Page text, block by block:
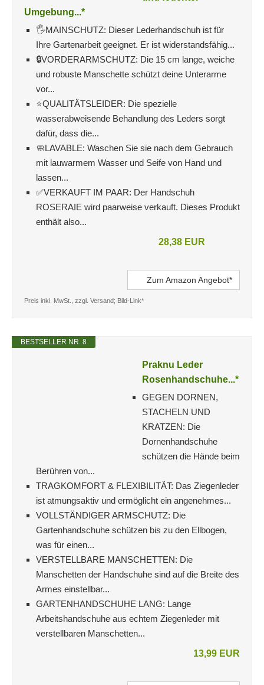
Umgebung...*
🖐MAINSCHUTZ: Dieser Lederhandschuh ist für
Ihre Gartenarbeit geeignet. Er ist widerstandsfähig...
🔒VORDERARMSCHUTZ: Die 15 cm lange, weiche
und robuste Manschette schützt deine Unterarme
vor...
⭐QUALITÄTSLEIDER: Die spezielle
wasserabweisende Behandlung des Leders sorgt
dafür, dass die...
🧼LAVABLE: Waschen Sie sie nach dem Gebrauch
mit lauwarmem Wasser und Seife von Hand und
lassen...
✅VERKAUFT IM PAAR: Der Handschuh
ROSERAIE wird paarweise verkauft. Dieses Produkt
enthält also...
28,38 EUR
Zum Amazon Angebot*
Preis inkl. MwSt., zzgl. Versand; Bild-Link*
BESTSELLER NR. 8
Praknu Leder
Rosenhandschuhe...*
GEGEN DORNEN,
STACHELN UND
KRATZEN: Die
Dornenhandschuhe
schützen die Hände beim
Berühren von...
TRAGKOMFORT & FLEXIBILITÄT: Das Ziegenleder
ist atmungsaktiv und ermöglicht ein angenehmes...
VOLLSTÄNDIGER ARMSCHUTZ: Die
Gartenhandschuhe schützen bis zu den Ellbogen,
was für einen...
VERSTELLBARE MANSCHETTEN: Die
Manschetten der Handschuhe sind auf die Breite des
Armes einstellbar...
GARTENHANDSCHUHE LANG: Lange
Arbeitshandschuhe aus echtem Ziegenleder mit
verstellbaren Manschetten...
13,99 EUR